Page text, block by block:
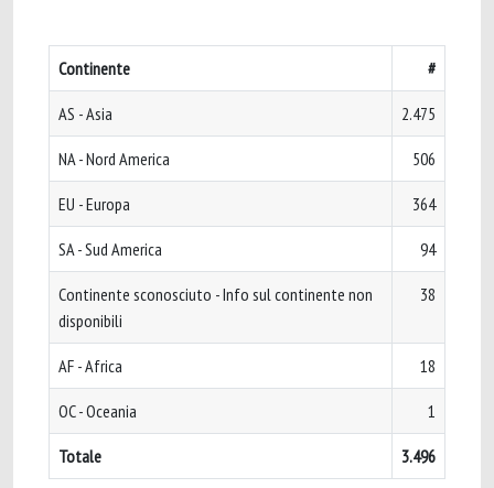
Continente #
AS - Asia 2.475
NA - Nord America 506
EU - Europa 364
SA - Sud America 94
Continente sconosciuto - Info sul continente non
disponibili
38
AF - Africa 18
OC - Oceania 1
Totale 3.496